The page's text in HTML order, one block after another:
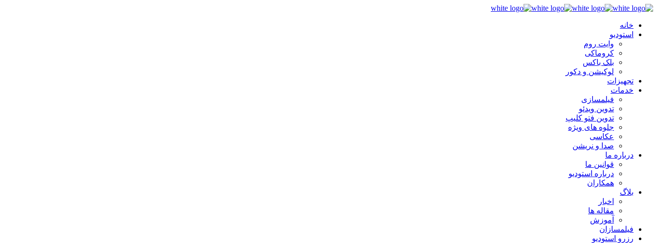
خانه
استودیو
وایت روم
کروماکی
بلک باکس
لوکیشن و دکور
تجهیزات
خدمات
فیلمسازی
تدوین ویدئو
تدوین فتو کلیپ
جلوه های ویژه
عکاسی
صدا و نریشن
درباره ما
قوانین ما
درباره استودیو
همکاران
بلاگ
اخبار
مقاله ها
آموزش
فیلمسازان
رزرو استودیو